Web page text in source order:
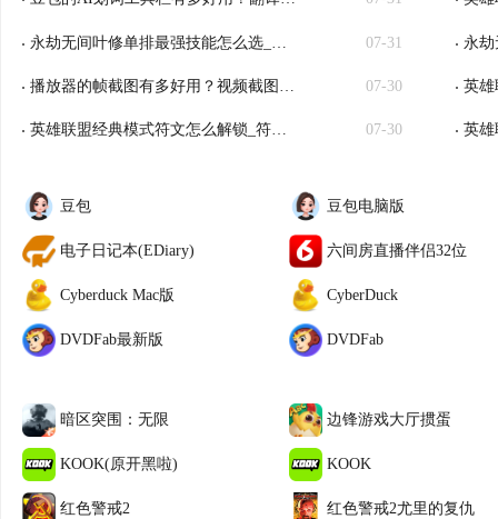
永劫无间叶修单排最强技能怎么选_夺宝模式玩法思路介绍 07-31 永
播放器的帧截图有多好用？视频截图再也不麻烦了！ 07-30 英雄
英雄联盟经典模式符文怎么解锁_符文要买吗 07-30 英雄
豆包 豆包电脑版
电子日记本(EDiary) 六间房直播伴侣32位
Cyberduck Mac版 CyberDuck
DVDFab最新版 DVDFab
暗区突围：无限 边锋游戏大厅掼蛋
KOOK(原开黑啦) KOOK
红色警戒2 红色警戒2尤里的复仇